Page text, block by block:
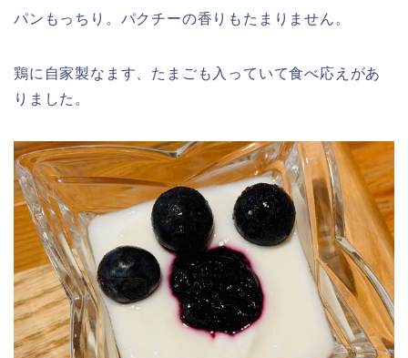
パンもっちり。パクチーの香りもたまりません。
鶏に自家製なます、たまごも入っていて食べ応えがあ
りました。